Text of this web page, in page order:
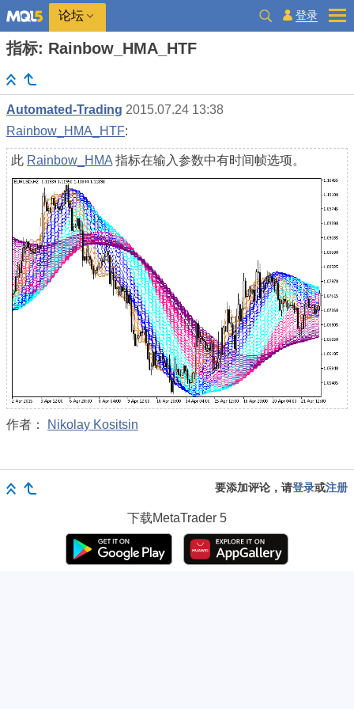
论坛 登录
指标: Rainbow_HMA_HTF
Automated-Trading 2015.07.24 13:38
Rainbow_HMA_HTF:
此 Rainbow_HMA 指标在输入参数中有时间帧选项。
作者： Nikolay Kositsin
要添加评论，请登录或注册
下载MetaTrader 5